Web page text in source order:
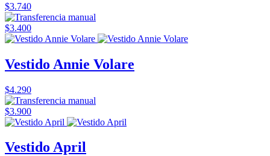
$3.740
$3.400
Vestido Annie Volare
$4.290
$3.900
Vestido April